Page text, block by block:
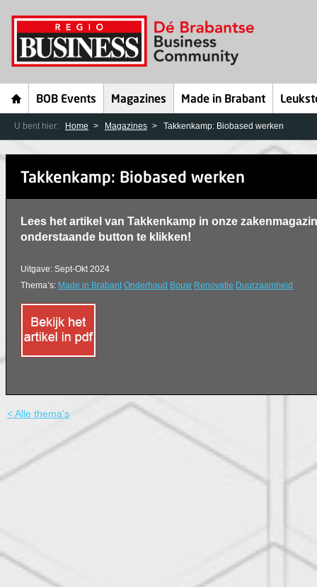
BOB Events Magazines Made in Brabant
U bent hier: Home Magazines Takkenkamp: Biobased werken
Takkenkamp: Biobased werken
Lees het artikel van Takkenkamp in onze
onderstaande button te klikken!
Uitgave: Sept-Okt 2024
Thema’s: Made in Brabant Onderhoud Bouw Renovatie Duurzaamheid
< Alle thema's